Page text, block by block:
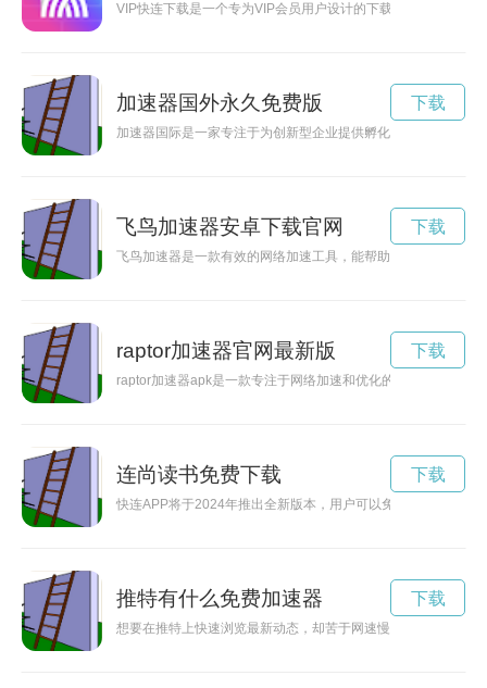
VIP快连下载是一个专为VIP会员用户设计的下载平台，可以让
加速器国外永久免费版
加速器国际是一家专注于为创新型企业提供孵化和加速服务的
下载
飞鸟加速器安卓下载官网
飞鸟加速器是一款有效的网络加速工具，能帮助用户快速解决
下载
raptor加速器官网最新版
raptor加速器apk是一款专注于网络加速和优化的应用程序，能
下载
连尚读书免费下载
快连APP将于2024年推出全新版本，用户可以免费下载并体验
下载
推特有什么免费加速器
想要在推特上快速浏览最新动态，却苦于网速慢？不要着急，
下载